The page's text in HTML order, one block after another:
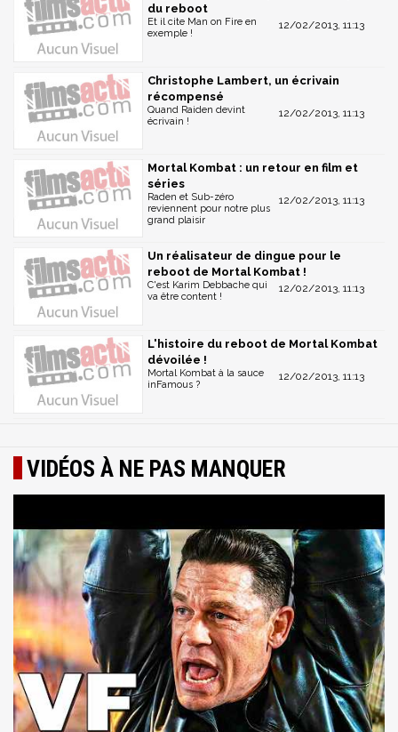
du reboot
12/02/2013, 11:13
Et il cite Man on Fire en
exemple !
Christophe Lambert, un écrivain
récompensé
12/02/2013, 11:13
Quand Raiden devint
écrivain !
Mortal Kombat : un retour en film et
séries
12/02/2013, 11:13
Raden et Sub-zéro
reviennent pour notre plus
grand plaisir
Un réalisateur de dingue pour le
reboot de Mortal Kombat !
12/02/2013, 11:13
C'est Karim Debbache qui
va être content !
L'histoire du reboot de Mortal Kombat
dévoilée !
12/02/2013, 11:13
Mortal Kombat à la sauce
inFamous ?
VIDÉOS À NE PAS MANQUER